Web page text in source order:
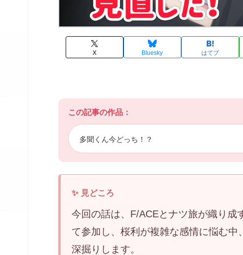
X Bluesky はてブ
この記事の作品：
多聞くん今どっち！？
今回の話は、F/ACEとナツ旅が織り成
て参加し、桜利が複雑な感情に悩む
深掘りします。